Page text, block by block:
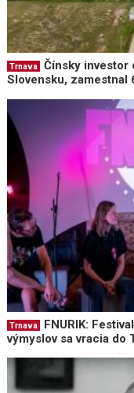
Trnava
Čínsky investor
Slovensku, zamestnal
Trnava
FNURIK:
výmyslov sa vracia do